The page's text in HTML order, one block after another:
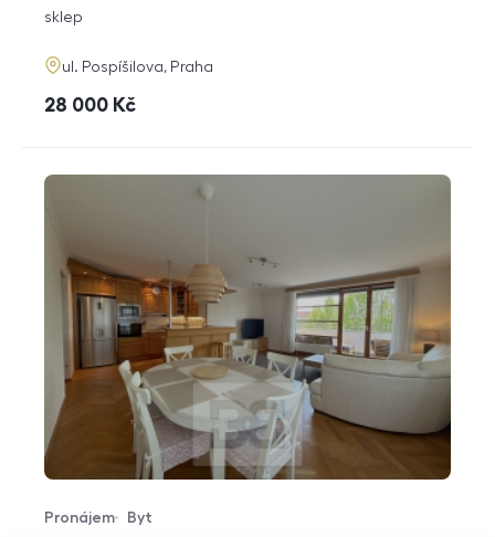
funkce
sklep
adresa
ul. Pospíšilova, Praha
cena
28 000 Kč
Typ nabídky
Pronájem
Typ nemovitosti
Byt